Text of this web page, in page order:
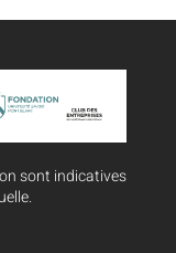
sont indicatives